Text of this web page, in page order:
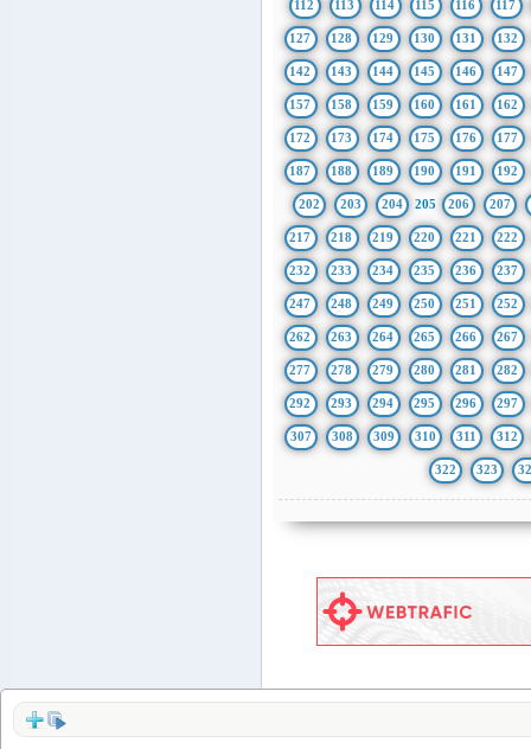
112 113 114 115 116 117
127 128 129 130 131 132
142 143 144 145 146 147
157 158 159 160 161 162
172 173 174 175 176 177
187 188 189 190 191 192
202 203 204 205 206 207
217 218 219 220 221 222
232 233 234 235 236 237
247 248 249 250 251 252
262 263 264 265 266 267
277 278 279 280 281 282
292 293 294 295 296 297
307 308 309 310 311 312
322 323